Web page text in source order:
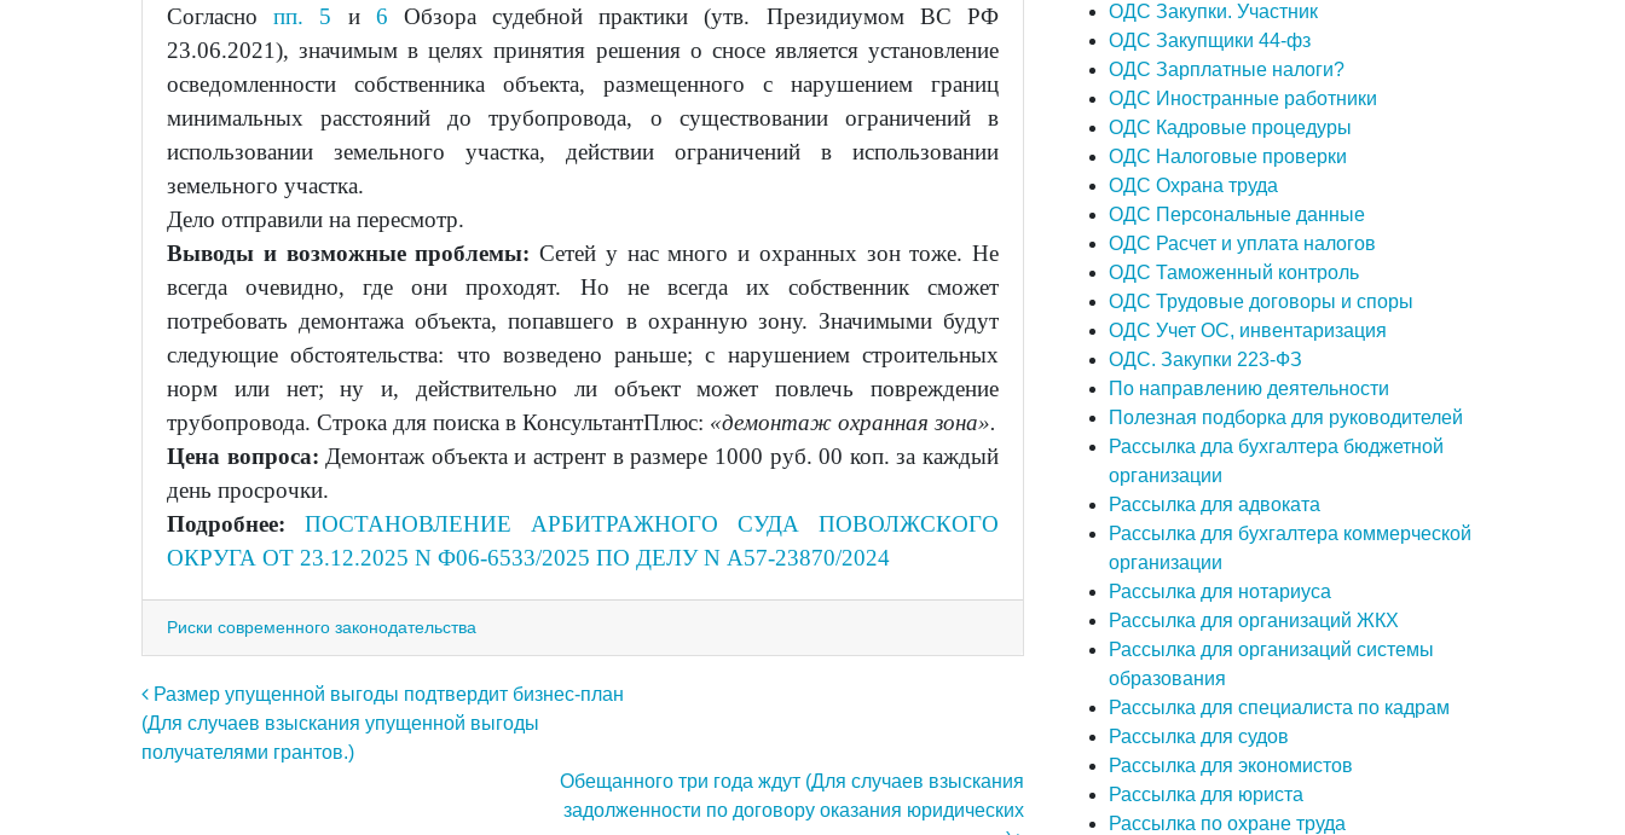
Согласнопп. 5 и 6 Обзора судебной практики (утв. Президиумом ВС РФ
23.06.2021), значимым в целях принятия решения о сносе является установление
осведомленности собственника объекта, размещенного с нарушением границ
минимальных расстояний до трубопровода, о существовании ограничений в
использовании земельного участка, действии ограничений в использовании
земельного участка.
Дело отправили на пересмотр.
Выводы и возможные проблемы: Сетей у нас много и охранных зон тоже. Не
всегда очевидно, где они проходят. Но не всегда их собственник сможет
потребовать демонтажа объекта, попавшего в охранную зону. Значимыми будут
следующие обстоятельства: что возведено раньше; с нарушением строительных
норм или нет; ну и, действительно ли объект может повлечь повреждение
трубопровода. Строка для поиска в КонсультантПлюс: «демонтаж охранная зона».
Цена вопроса: Демонтаж объекта и астрент в размере 1000 руб. 00 коп. за каждый
день просрочки.
Подробнее: ПОСТАНОВЛЕНИЕ АРБИТРАЖНОГО СУДА ПОВОЛЖСКОГО
ОКРУГА ОТ 23.12.2025 N Ф06-6533/2025 ПО ДЕЛУ N А57-23870/2024
Риски современного законодательства
Навигация по записям
Размер упущенной выгоды подтвердит бизнес-план
(Для случаев взыскания упущенной выгоды
получателями грантов.)
Обещанного три года ждут (Для случаев взыскания
задолженности по договору оказания юридических
ОДС Закупки. Участник
ОДС Закупщики 44-фз
ОДС Зарплатные налоги?
ОДС Иностранные работники
ОДС Кадровые процедуры
ОДС Налоговые проверки
ОДС Охрана труда
ОДС Персональные данные
ОДС Расчет и уплата налогов
ОДС Таможенный контроль
ОДС Трудовые договоры и споры
ОДС Учет ОС, инвентаризация
ОДС. Закупки 223-ФЗ
По направлению деятельности
Полезная подборка для руководителей
Рассылка дла бухгалтера бюджетной
организации
Рассылка для адвоката
Рассылка для бухгалтера коммерческой
организации
Рассылка для нотариуса
Рассылка для организаций ЖКХ
Рассылка для организаций системы
образования
Рассылка для специалиста по кадрам
Рассылка для судов
Рассылка для экономистов
Рассылка для юриста
Рассылка по охране труда